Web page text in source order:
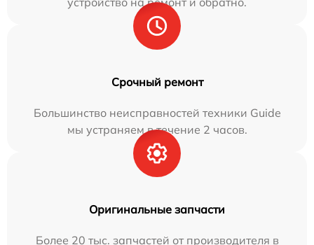
Срочный ремонт
Большинство неисправностей техники Guide
мы устраняем в течение 2 часов.
Оригинальные запчасти
Более 20 тыс. запчастей от производителя в